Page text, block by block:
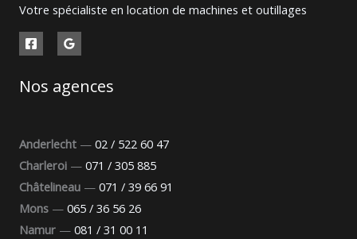
Votre spécialiste en location de machines et outillages
Nos agences
Anderlecht — 02 / 522 60 47
Charleroi — 071 / 305 885
Châtelineau — 071 / 39 66 91
Mons — 065 / 36 56 26
Namur — 081 / 31 00 11